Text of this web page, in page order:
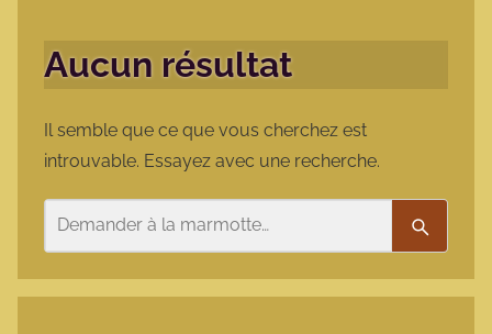
Aucun résultat
Il semble que ce que vous cherchez est
introuvable. Essayez avec une recherche.